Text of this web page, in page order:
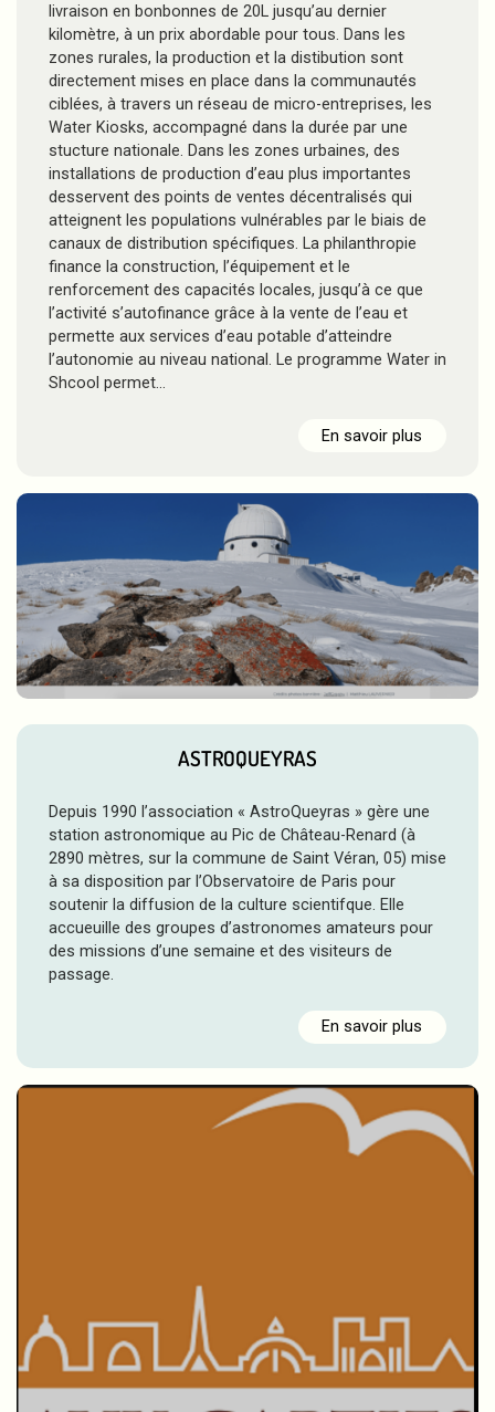
livraison en bonbonnes de 20L jusqu’au dernier
kilomètre, à un prix abordable pour tous. Dans les
zones rurales, la production et la distibution sont
directement mises en place dans la communautés
ciblées, à travers un réseau de micro-entreprises, les
Water Kiosks, accompagné dans la durée par une
stucture nationale. Dans les zones urbaines, des
installations de production d’eau plus importantes
desservent des points de ventes décentralisés qui
atteignent les populations vulnérables par le biais de
canaux de distribution spécifiques. La philanthropie
finance la construction, l’équipement et le
renforcement des capacités locales, jusqu’à ce que
l’activité s’autofinance grâce à la vente de l’eau et
permette aux services d’eau potable d’atteindre
l’autonomie au niveau national. Le programme Water in
Shcool permet…
En savoir plus
ASTROQUEYRAS
Depuis 1990 l’association « AstroQueyras » gère une
station astronomique au Pic de Château-Renard (à
2890 mètres, sur la commune de Saint Véran, 05) mise
à sa disposition par l’Observatoire de Paris pour
soutenir la diffusion de la culture scientifque. Elle
accueuille des groupes d’astronomes amateurs pour
des missions d’une semaine et des visiteurs de
passage.
En savoir plus